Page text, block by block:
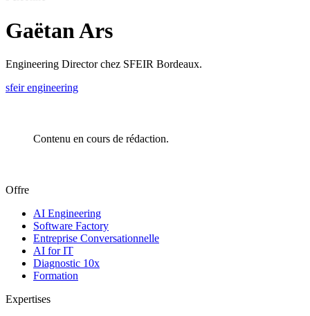
Gaëtan Ars
Engineering Director chez SFEIR Bordeaux.
sfeirengineering
Contenu en cours de rédaction.
Offre
AI Engineering
Software Factory
Entreprise Conversationnelle
AI for IT
Diagnostic 10x
Formation
Expertises